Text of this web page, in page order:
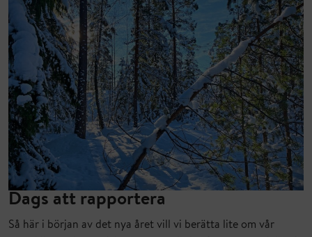
Dags att rapportera
Så här i början av det nya året vill vi berätta lite om vår